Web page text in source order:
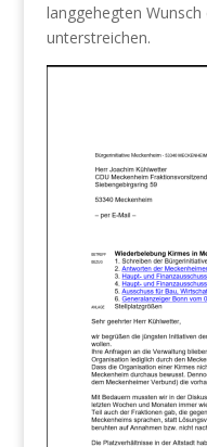
langgehegten
unterstreichen.